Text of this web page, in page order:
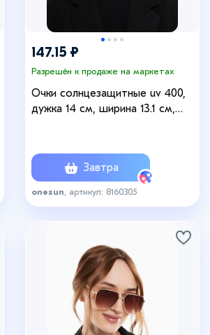
147.15 ₽
Разрешён к продаже на маркетах
Очки солнцезащитные uv 400,
дужка 14 см, ширина 13.1 см,
Завтра
onesun , артикул: 8160305